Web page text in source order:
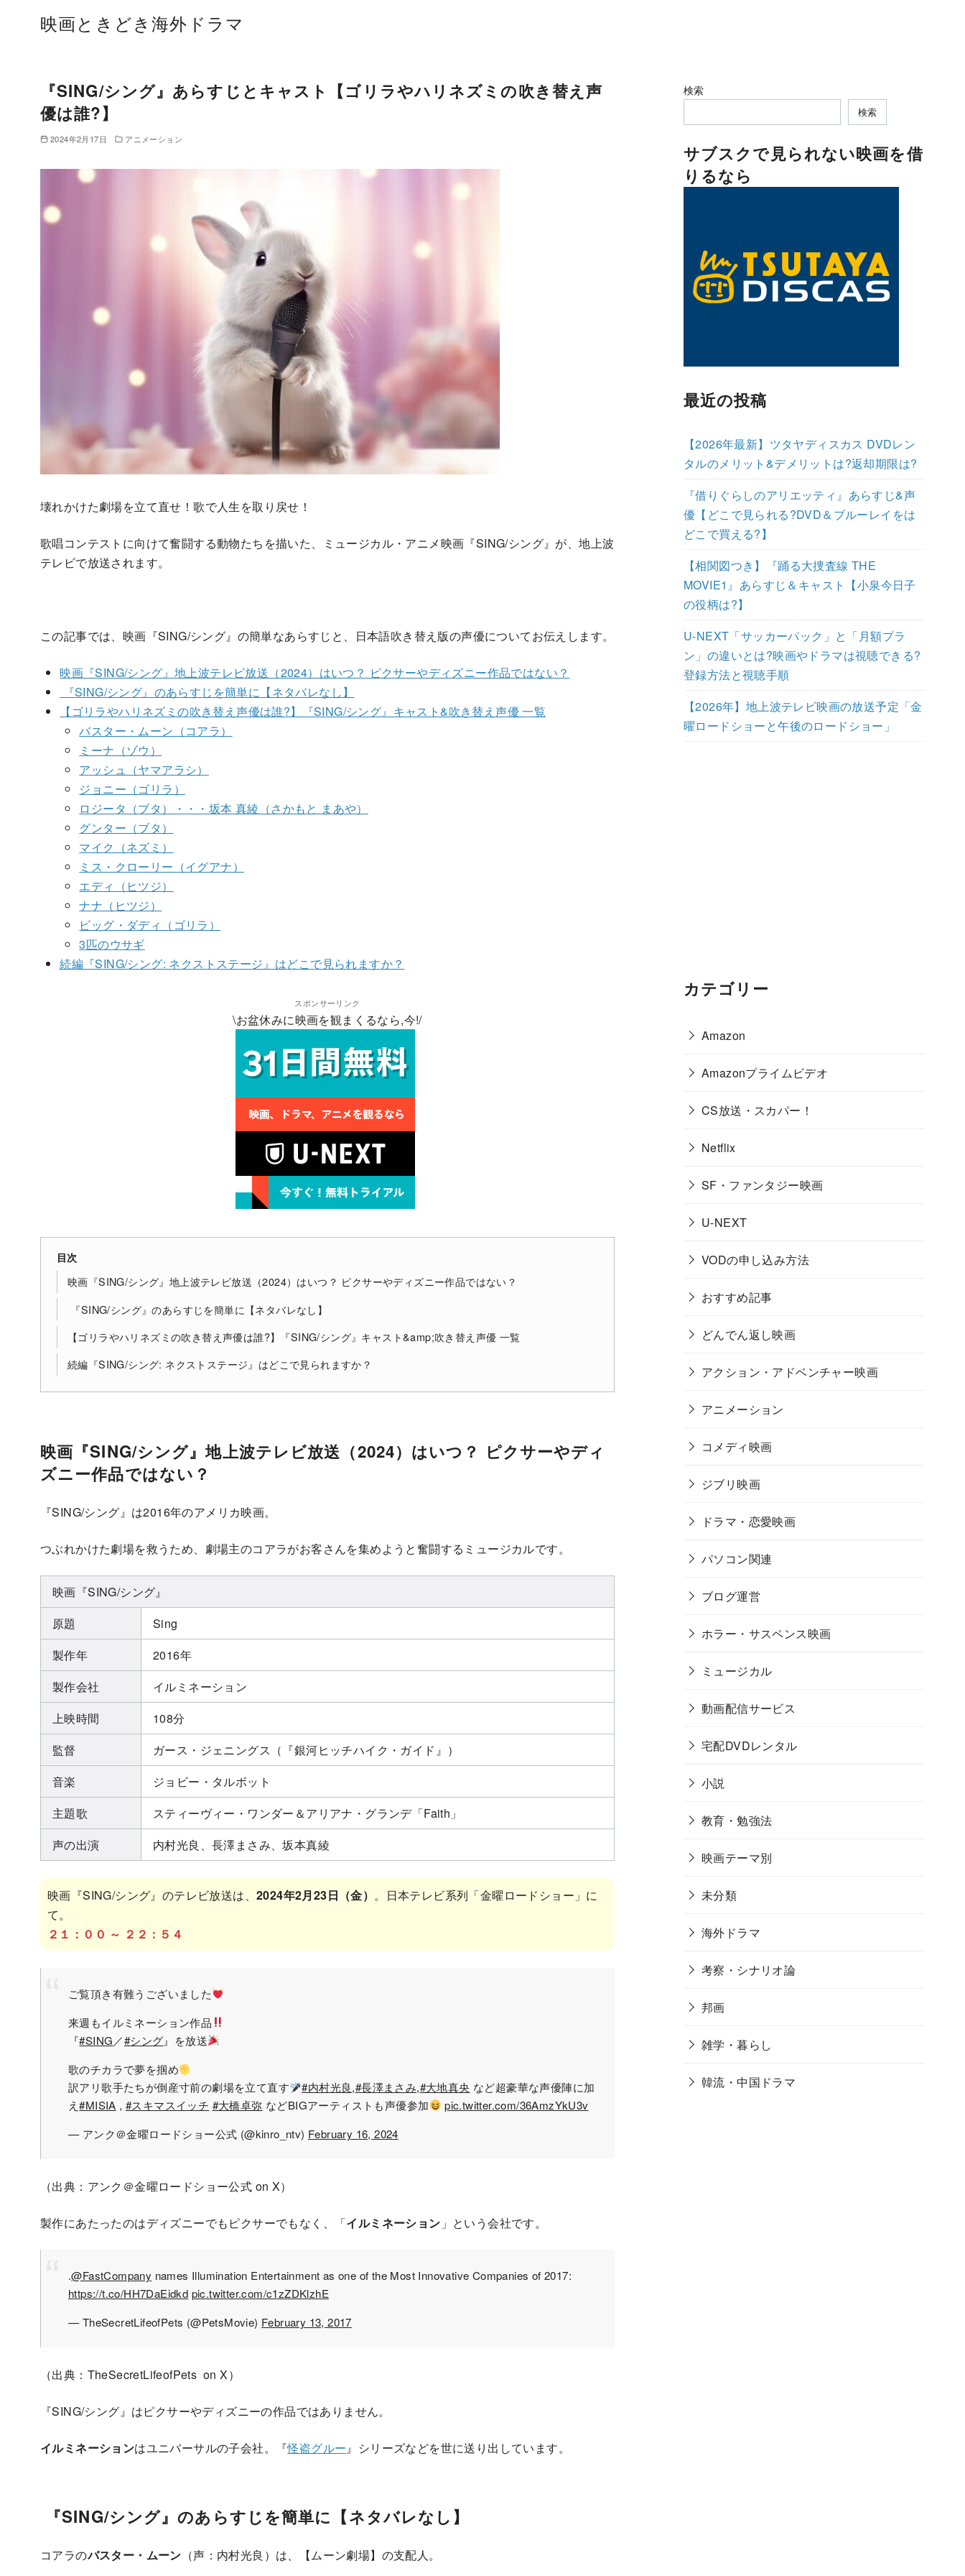
映画ときどき海外ドラマ
『SING/シング』あらすじとキャスト【ゴリラやハリネズミの吹き替え声
優は誰?】
2024年2月17日 アニメーション
壊れかけた劇場を立て直せ！歌で人生を取り戻せ！
歌唱コンテストに向けて奮闘する動物たちを描いた、ミュージカル・アニメ映画『SING/シング』が、地上波
テレビで放送されます。
この記事では、映画『SING/シング』の簡単なあらすじと、日本語吹き替え版の声優についてお伝えします。
映画『SING/シング』地上波テレビ放送（2024）はいつ？ ピクサーやディズニー作品ではない？
『SING/シング』のあらすじを簡単に【ネタバレなし】
【ゴリラやハリネズミの吹き替え声優は誰?】『SING/シング』キャスト&吹き替え声優 一覧
バスター・ムーン（コアラ）
ミーナ（ゾウ）
アッシュ（ヤマアラシ）
ジョニー（ゴリラ）
ロジータ（ブタ）・・・坂本 真綾（さかもと まあや）
グンター（ブタ）
マイク（ネズミ）
ミス・クローリー（イグアナ）
エディ（ヒツジ）
ナナ（ヒツジ）
ビッグ・ダディ（ゴリラ）
3匹のウサギ
続編『SING/シング: ネクストステージ』はどこで見られますか？
スポンサーリンク
\お盆休みに映画を観まくるなら,今!/
目次
映画『SING/シング』地上波テレビ放送（2024）はいつ？ ピクサーやディズニー作品ではない？
『SING/シング』のあらすじを簡単に【ネタバレなし】
【ゴリラやハリネズミの吹き替え声優は誰?】『SING/シング』キャスト&amp;吹き替え声優 一覧
続編『SING/シング: ネクストステージ』はどこで見られますか？
映画『SING/シング』地上波テレビ放送（2024）はいつ？ ピクサーやディ
ズニー作品ではない？
『SING/シング』は2016年のアメリカ映画。
つぶれかけた劇場を救うため、劇場主のコアラがお客さんを集めようと奮闘するミュージカルです。
映画『SING/シング』
原題
Sing
製作年
2016年
製作会社
イルミネーション
上映時間
108分
監督
ガース・ジェニングス（『銀河ヒッチハイク・ガイド』）
音楽
ジョビー・タルボット
主題歌
スティーヴィー・ワンダー＆アリアナ・グランデ「Faith」
声の出演
内村光良、長澤まさみ、坂本真綾
映画『SING/シング』のテレビ放送は、 2024年2月23日（金） 。日本テレビ系列「金曜ロードショー」に
て。
２１：００ ～ ２２：５４
ご覧頂き有難うございました
来週もイルミネーション作品
『#SING／#シング』を放送
歌のチカラで夢を掴め
訳アリ歌手たちが倒産寸前の劇場を立て直す
#内村光良,#長澤まさみ,#大地真央 など超豪華な声優陣に加
え#MISIA ,#スキマスイッチ #大橋卓弥 などBIGアーティストも声優参加
pic.twitter.com/36AmzYkU3v
— アンク＠金曜ロードショー公式 (@kinro_ntv) February 16, 2024
（出典：アンク＠金曜ロードショー公式 on X）
製作にあたったのはディズニーでもピクサーでもなく、「イルミネーション 」という会社です。
.@FastCompany names Illumination Entertainment as one of the Most Innovative Companies of 2017:
https://t.co/HH7DaEidkd pic.twitter.com/c1zZDKlzhE
— TheSecretLifeofPets (@PetsMovie) February 13, 2017
（出典：TheSecretLifeofPets on X）
『SING/シング』はピクサーやディズニーの作品ではありません。
イルミネーションはユニバーサルの子会社。『怪盗グルー』シリーズなどを世に送り出しています。
『SING/シング』のあらすじを簡単に【ネタバレなし】
コアラのバスター・ムーン （声：内村光良）は、【ムーン劇場】の支配人。
検索
検索
サブスクで見られない映画を借
りるなら
最近の投稿
【2026年最新】ツタヤディスカス DVDレン
タルのメリット&デメリットは?返却期限は?
『借りぐらしのアリエッティ』あらすじ&声
優【どこで見られる?DVD＆ブルーレイをは
どこで買える?】
【相関図つき】『踊る大捜査線 THE
MOVIE1』あらすじ＆キャスト【小泉今日子
の役柄は?】
U-NEXT「サッカーパック」と「月額プラ
ン」の違いとは?映画やドラマは視聴できる?
登録方法と視聴手順
【2026年】地上波テレビ映画の放送予定「金
曜ロードショーと午後のロードショー」
カテゴリー
Amazon
Amazonプライムビデオ
CS放送・スカパー！
Netflix
SF・ファンタジー映画
U-NEXT
VODの申し込み方法
おすすめ記事
どんでん返し映画
アクション・アドベンチャー映画
アニメーション
コメディ映画
ジブリ映画
ドラマ・恋愛映画
パソコン関連
ブログ運営
ホラー・サスペンス映画
ミュージカル
動画配信サービス
宅配DVDレンタル
小説
教育・勉強法
映画テーマ別
未分類
海外ドラマ
考察・シナリオ論
邦画
雑学・暮らし
韓流・中国ドラマ